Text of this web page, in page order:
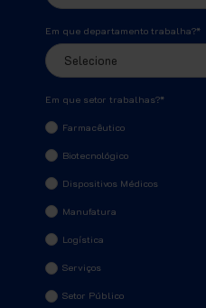
Em que departamento trabalha?*
Em que setor trabalhas?*
Farmacêutico
Biotecnológico
Dispositivos Médicos
Manufatura
Logística
Serviços
Setor Público